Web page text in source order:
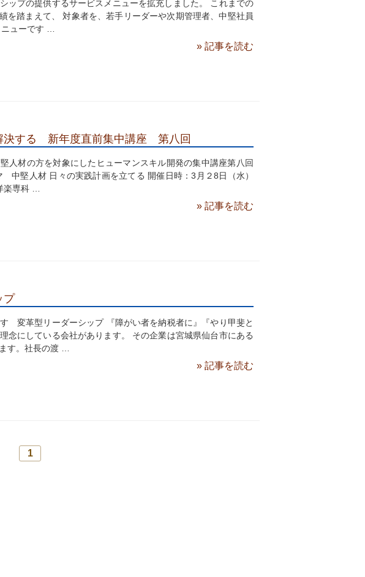
ップの提供するサービスメニューを拡充しました。 これまでの
を踏まえて、 対象者を、若手リーダーや次期管理者、中堅社員
ューです …
» 記事を読む
決する 新年度直前集中講座 第八回
人材の方を対象にしたヒューマンスキル開発の集中講座第八回
中堅人材 日々の実践計画を立てる 開催日時：3月２8日（水）
専科 …
» 記事を読む
プ
変革型リーダーシップ 『障がい者を納税者に』『やり甲斐と
念にしている会社があります。 その企業は宮城県仙台市にある
す。社長の渡 …
» 記事を読む
1